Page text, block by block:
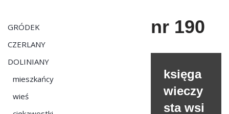
GRÓDEK
CZERLANY
DOLINIANY
mieszkańcy
wieś
nr 190
księga
wieczy
sta wsi